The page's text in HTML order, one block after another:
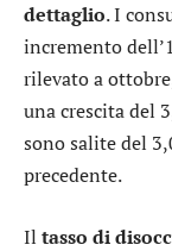
dettaglio. I
incremento
rilevato a
una crescita del
sono salite del
precedente.
Il tasso di